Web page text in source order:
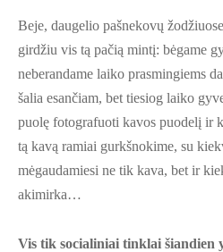
Beje, daugelio pašnekovų
girdžiu vis tą pačią mintį: bėgame
neberandame laiko prasmingiems
šalia esančiam, bet tiesiog laiko
puolę fotografuoti kavos puodelį ir
tą kavą ramiai gurkšnokime, su
mėgaudamiesi ne tik kava, bet ir
akimirka…
Vis tik socialiniai tinklai šiandien